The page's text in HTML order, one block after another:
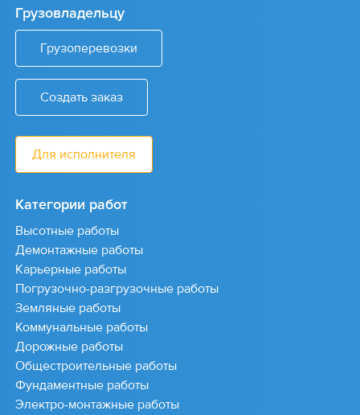
Грузовладельцу
Грузоперевозки
Создать заказ
Для исполнителя
Категории работ
Высотные работы
Демонтажные работы
Карьерные работы
Погрузочно-разгрузочные работы
Земляные работы
Коммунальные работы
Дорожные работы
Общестроительные работы
Фундаментные работы
Электро-монтажные работы